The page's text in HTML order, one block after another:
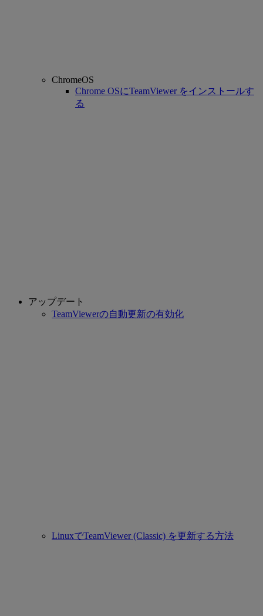
ChromeOS
Chrome OSにTeamViewer をインストールす
る
アップデート
TeamViewerの自動更新の有効化
LinuxでTeamViewer (Classic) を更新する方法